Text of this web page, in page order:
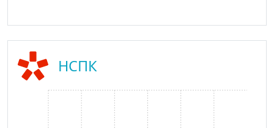
НСПК